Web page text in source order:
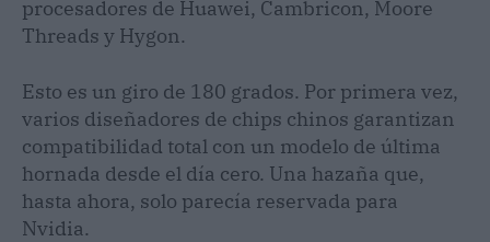
procesadores de Huawei, Cambricon, Moore
Threads y Hygon.
Esto es un giro de 180 grados. Por primera vez,
varios diseñadores de chips chinos garantizan
compatibilidad total con un modelo de última
hornada desde el día cero. Una hazaña que,
hasta ahora, solo parecía reservada para
Nvidia.